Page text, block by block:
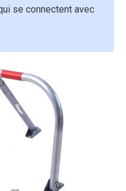
se connectent avec